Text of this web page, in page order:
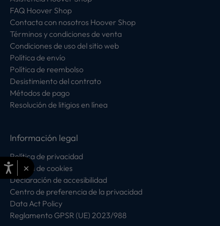
FAQ Hoover Shop
Contacta con nosotros Hoover Shop
Términos y condiciones de venta
Condiciones de uso del sitio web
Política de envío
Política de reembolso
Desistimiento del contrato
Métodos de pago
Resolución de litigios en línea
Información legal
Política de privacidad
Política de cookies
Declaración de accesibilidad
Centro de preferencia de la privacidad
Data Act Policy
Reglamento GPSR (UE) 2023/988
×